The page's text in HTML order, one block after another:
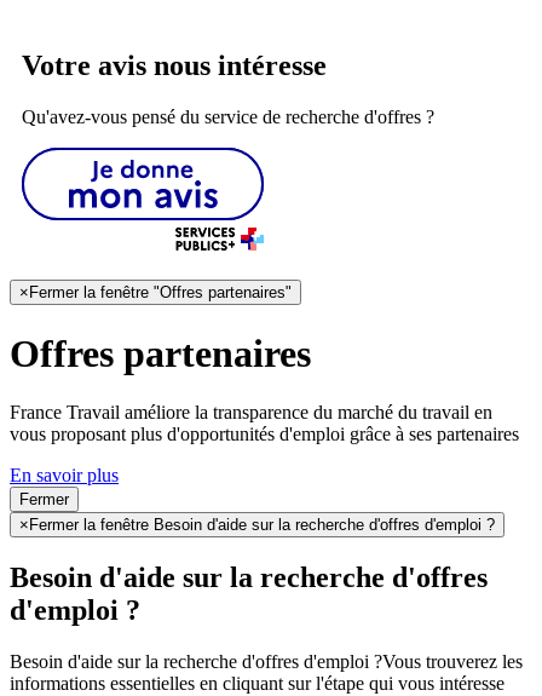
Votre avis nous intéresse
Qu'avez-vous pensé du service de recherche d'offres ?
× Fermer la fenêtre "Offres partenaires"
Offres partenaires
France Travail améliore la transparence du marché du travail en
vous proposant plus d'opportunités d'emploi grâce à ses partenaires
En savoir plus
Fermer
× Fermer la fenêtre Besoin d'aide sur la recherche d'offres d'emploi ?
Besoin d'aide sur la recherche d'offres
d'emploi ?
Besoin d'aide sur la recherche d'offres d'emploi ?Vous trouverez les
informations essentielles en cliquant sur l'étape qui vous intéresse